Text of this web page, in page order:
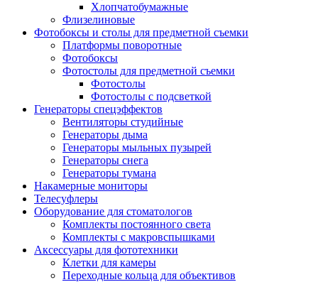
Хлопчатобумажные
Флизелиновые
Фотобоксы и столы для предметной съемки
Платформы поворотные
Фотобоксы
Фотостолы для предметной съемки
Фотостолы
Фотостолы с подсветкой
Генераторы спецэффектов
Вентиляторы студийные
Генераторы дыма
Генераторы мыльных пузырей
Генераторы снега
Генераторы тумана
Накамерные мониторы
Телесуфлеры
Оборудование для стоматологов
Комплекты постоянного света
Комплекты с макровспышками
Аксессуары для фототехники
Клетки для камеры
Переходные кольца для объективов